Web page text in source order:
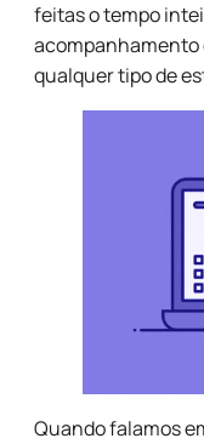
feitas o tempo
qualquer tipo de
Quando falamos